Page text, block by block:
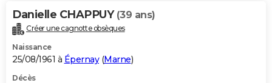
Danielle CHAPPUY (39 ans)
Créer une cagnotte obsèques
Naissance
25/08/1961 à Épernay(Marne)
Décès